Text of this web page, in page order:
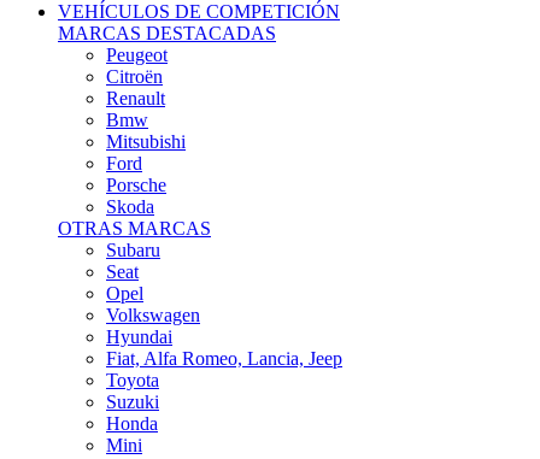
VEHÍCULOS DE COMPETICIÓN
MARCAS DESTACADAS
Peugeot
Citroën
Renault
Bmw
Mitsubishi
Ford
Porsche
Skoda
OTRAS MARCAS
Subaru
Seat
Opel
Volkswagen
Hyundai
Fiat, Alfa Romeo, Lancia, Jeep
Toyota
Suzuki
Honda
Mini